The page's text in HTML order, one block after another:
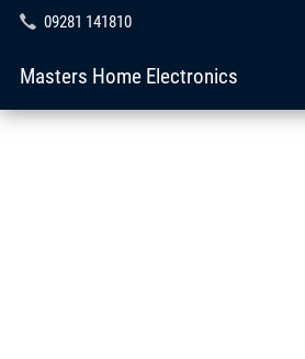
09281 141810
Masters Home Electronics